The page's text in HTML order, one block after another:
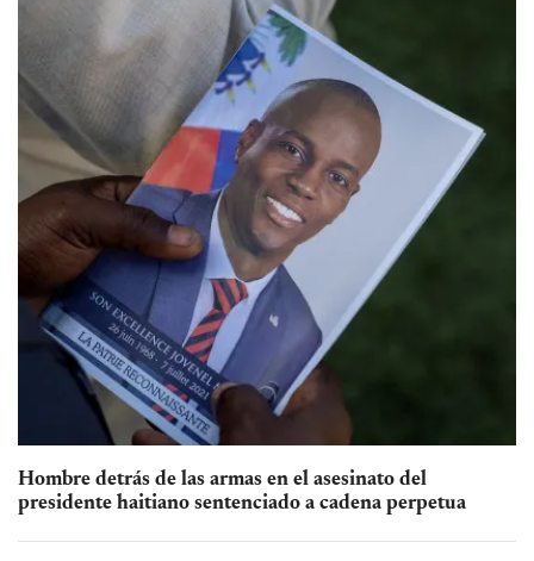
Hombre detrás de las armas en el asesinato del
presidente haitiano sentenciado a cadena perpetua